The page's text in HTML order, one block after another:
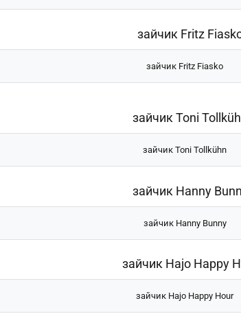
зайчик Fritz Fiasko
зайчик Toni Tollkühn
зайчик Hanny Bunny
зайчик Hajo Happy Hour